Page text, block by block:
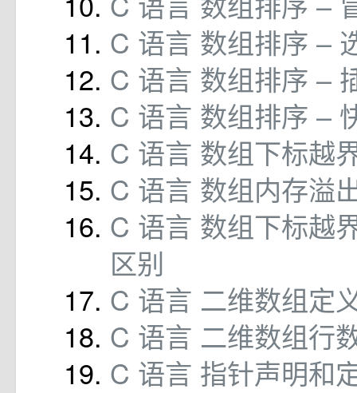
C 语言 数组排序 –
C 语言 数组排序 –
C 语言 数组排序 –
C 语言 数组下标越
C 语言 数组内存溢
C 语言 数组下标越
区别
C 语言 二维数组定
C 语言 二维数组行
C 语言 指针声明和